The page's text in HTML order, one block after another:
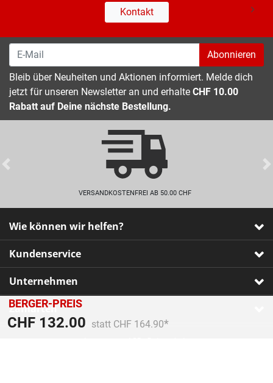
BERGER-PREIS
CHF 132.00 Preis reduziert von
statt CHF 164.90
An
Kontakt
Abonnieren
Bleib über Neuheiten und Aktionen informiert. Melde dich
jetzt für unseren Newsletter an und erhalte CHF 10.00
Rabatt auf Deine nächste Bestellung.
VERSANDKOSTENFREI AB 50.00 CHF
Previous
Wie können wir helfen?
Kundenservice
Unternehmen
Zahlarten